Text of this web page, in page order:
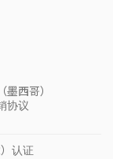
西哥）
协议
认证